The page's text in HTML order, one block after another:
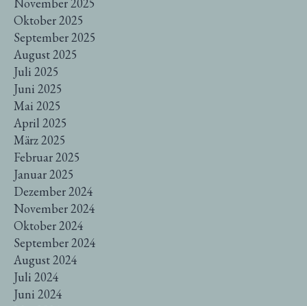
Oktober 2025
September 2025
August 2025
Juli 2025
Juni 2025
Mai 2025
April 2025
März 2025
Februar 2025
Januar 2025
Dezember 2024
November 2024
Oktober 2024
September 2024
August 2024
Juli 2024
Juni 2024